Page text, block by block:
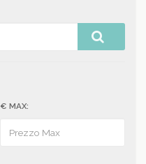
€ MAX: